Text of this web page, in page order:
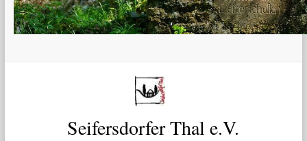
Seifersdorfer Thal e.V.